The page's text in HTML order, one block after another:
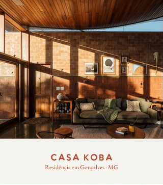
CASA KOBA
Residência em Gonçalves - MG